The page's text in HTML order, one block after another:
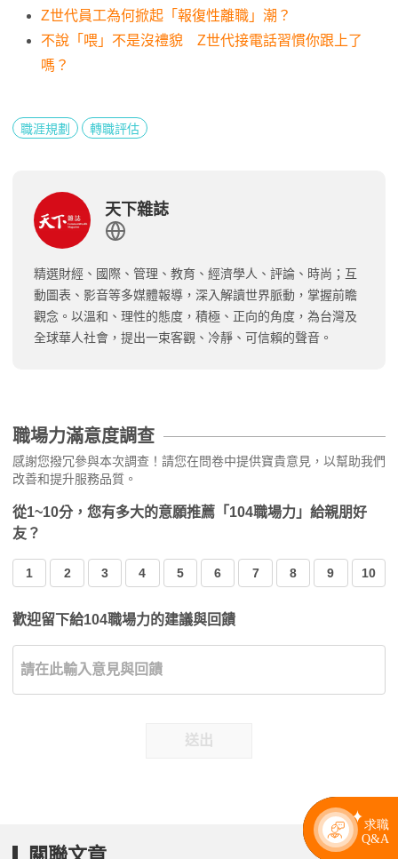
Z世代員工為何掀起「報復性離職」潮？
不說「喂」不是沒禮貌 Z世代接電話習慣你跟上了
嗎？
職涯規劃 轉職評估
天下雜誌
精選財經、國際、管理、教育、經濟學人、評論、時尚；互
動圖表、影音等多媒體報導，深入解讀世界脈動，掌握前瞻
觀念。以溫和、理性的態度，積極、正向的角度，為台灣及
全球華人社會，提出一束客觀、冷靜、可信賴的聲音。
職場力滿意度調查
感謝您撥冗參與本次調查！請您在問卷中提供寶貴意見，以幫助我們
改善和提升服務品質。
從1~10分，您有多大的意願推薦「104職場力」給親朋好
友？
1 2 3 4 5 6 7 8 9 10
歡迎留下給104職場力的建議與回饋
送出